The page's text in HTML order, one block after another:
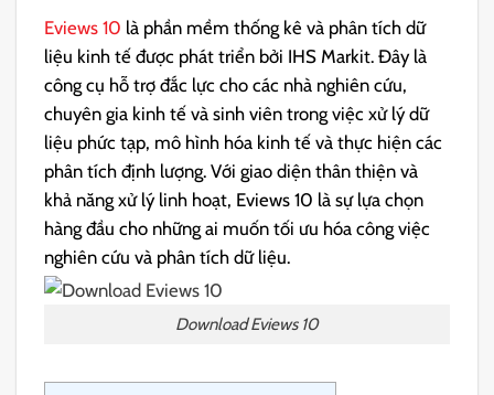
Eviews 10 là phần mềm thống kê và phân tích dữ
liệu kinh tế được phát triển bởi IHS Markit. Đây là
công cụ hỗ trợ đắc lực cho các nhà nghiên cứu,
chuyên gia kinh tế và sinh viên trong việc xử lý dữ
liệu phức tạp, mô hình hóa kinh tế và thực hiện các
phân tích định lượng. Với giao diện thân thiện và
khả năng xử lý linh hoạt, Eviews 10 là sự lựa chọn
hàng đầu cho những ai muốn tối ưu hóa công việc
nghiên cứu và phân tích dữ liệu.
Download Eviews 10